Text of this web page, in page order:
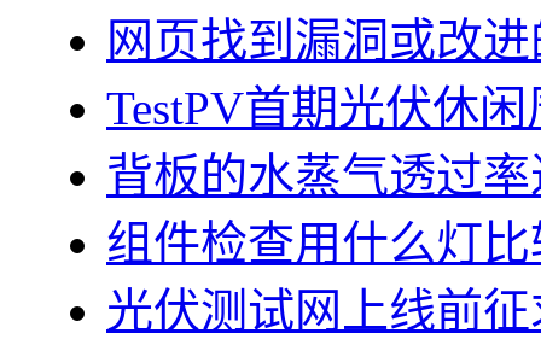
网页找到漏洞或改
TestPV首期光伏休
背板的水蒸气透过
组件检查用什么灯
光伏测试网上线前